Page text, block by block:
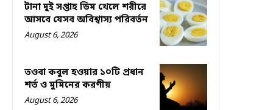
টানা দুই সপ্তাহ ডিম খেলে শরীরে
আসবে যেসব অবিশ্বাস্য পরিবর্তন
August 6, 2026
তওবা কবুল হওয়ার ১০টি প্রধান
শর্ত ও মুমিনের করণীয়
August 6, 2026